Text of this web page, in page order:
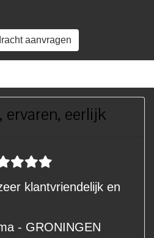
aanvragen
ervaren, eerlijk
klantvriendelijk en
- GRONINGEN